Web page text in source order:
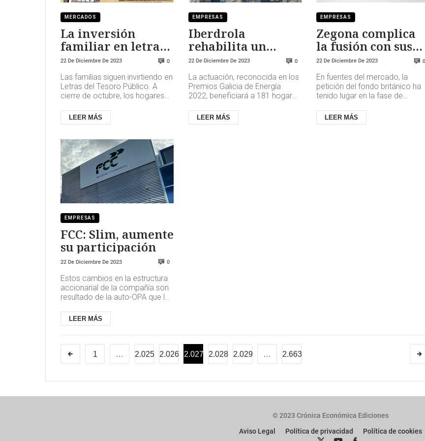
MERCADOS
La inversión
familiar en letras
supera los 23.000
M€
22 De Diciembre De 2023 0
Las familias siguen invirtiendo en
Letras del Tesoro Público. A
cierre de octubre, los hogares
papel del Estado ...
LEER MÁS
EMPRESAS
Iberdrola
rehabilita un
complejo de
edificios y reduce
su necesidad de
calefacción
22 De Diciembre De 2023 0
La actuación, reconocida en los
Premios Galicia de Energía
2022, beneficiará a 181 hogares
renovación y aislamiento ...
LEER MÁS
EMPRESAS
Zegona complica
la fusión con sus
peticiones
22 De Diciembre De 2023 0
En fuentes del mercado, la
petición del fondo británico ha
tenido lugar en la fase de
encuentra la fusión entre
Orange...
LEER MÁS
EMPRESAS
FCC: Slim, aumente
su participación
22 De Diciembre De 2023 0
Estos cambios en la estructura
accionarial de la compañía son
resultado de la auto-OPA que la
de agosto para adquirir...
LEER MÁS
1 … 2.025 2.026 2.027 2.028 2.029 … 2.663
© 2023 Crónica Económica Ediciones
Aviso Legal
Política de privacidad Política de cookies